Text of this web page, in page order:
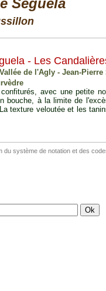
Seguela
- Les
de l'Agly - Jean-
avec une petite
bouche, à la limite de
texture veloutée et les
système de notation et des